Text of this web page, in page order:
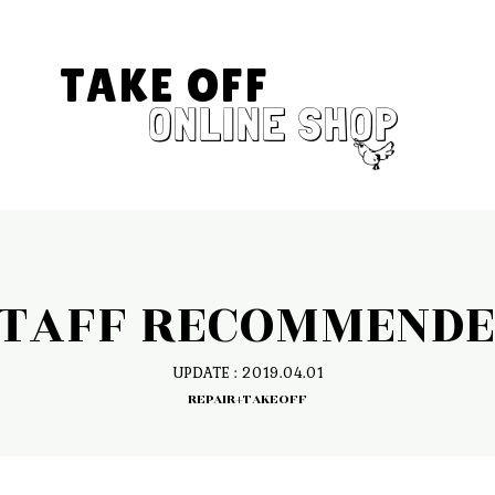
TAKE OFF
ONLINE SHOP
UPDATE : 2019.04.01
REPAIR+TAKEOFF